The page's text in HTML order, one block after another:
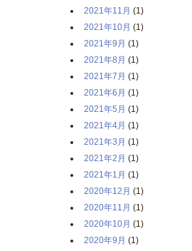
2021年11月 (1)
2021年10月 (1)
2021年9月 (1)
2021年8月 (1)
2021年7月 (1)
2021年6月 (1)
2021年5月 (1)
2021年4月 (1)
2021年3月 (1)
2021年2月 (1)
2021年1月 (1)
2020年12月 (1)
2020年11月 (1)
2020年10月 (1)
2020年9月 (1)